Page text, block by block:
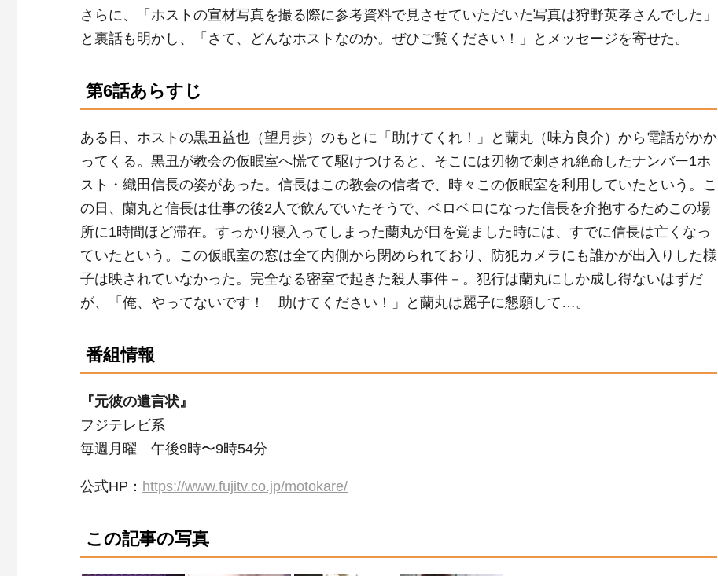
さらに、「ホストの宣材写真を撮る際に参考資料で見させていただいた写真は狩野英孝さんでした」
と裏話も明かし、「さて、どんなホストなのか。ぜひご覧ください！」とメッセージを寄せた。
第6話あらすじ
ある日、ホストの黒丑益也（望月歩）のもとに「助けてくれ！」と蘭丸（味方良介）から電話がかか
ってくる。黒丑が教会の仮眠室へ慌てて駆けつけると、そこには刃物で刺され絶命したナンバー1ホ
スト・織田信長の姿があった。信長はこの教会の信者で、時々この仮眠室を利用していたという。こ
の日、蘭丸と信長は仕事の後2人で飲んでいたそうで、ベロベロになった信長を介抱するためこの場
所に1時間ほど滞在。すっかり寝入ってしまった蘭丸が目を覚ました時には、すでに信長は亡くなっ
ていたという。この仮眠室の窓は全て内側から閉められており、防犯カメラにも誰かが出入りした様
子は映されていなかった。完全なる密室で起きた殺人事件－。犯行は蘭丸にしか成し得ないはずだ
が、「俺、やってないです！ 助けてください！」と蘭丸は麗子に懇願して…。
番組情報
『元彼の遺言状』
フジテレビ系
毎週月曜 午後9時〜9時54分
公式HP： https://www.fujitv.co.jp/motokare/
この記事の写真